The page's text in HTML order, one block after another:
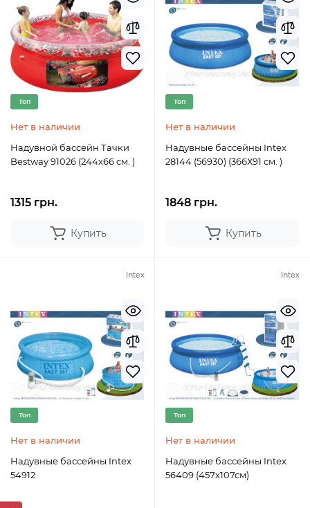
Топ
Нет в наличии
Надувной бассейн Тачки
Bestway 91026 (244х66 см. )
1315 грн.
Купить
Топ
Нет в наличии
Надувные бассейны Intex
28144 (56930) (366Х91 см. )
1848 грн.
Купить
Intex
Топ
Нет в наличии
Надувные бассейны Intex
54912
Intex
Топ
Нет в наличии
Надувные бассейны Intex
56409 (457х107см)